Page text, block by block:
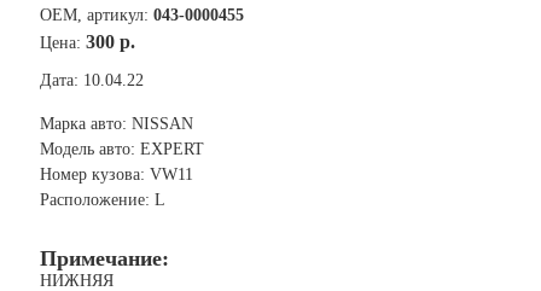
ОЕМ, артикул: 043-0000455
Цена: 300 р.
Дата: 10.04.22
Марка авто: NISSAN
Модель авто: EXPERT
Номер кузова: VW11
Расположение: L
Примечание:
НИЖНЯЯ